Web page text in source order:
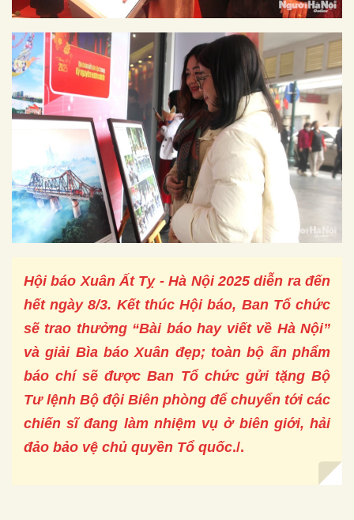
Hội báo Xuân Ất Tỵ - Hà Nội 2025 diễn ra đến
hết ngày 8/3. Kết thúc Hội báo, Ban Tổ chức
sẽ trao thưởng “Bài báo hay viết về Hà Nội”
và giải Bìa báo Xuân đẹp; toàn bộ ấn phẩm
báo chí sẽ được Ban Tổ chức gửi tặng Bộ
Tư lệnh Bộ đội Biên phòng để chuyển tới các
chiến sĩ đang làm nhiệm vụ ở biên giới, hải
đảo bảo vệ chủ quyền Tổ quốc./.